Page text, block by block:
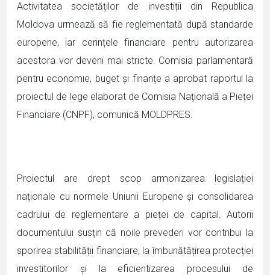
Activitatea societăților de investiții din Republica
Moldova urmează să fie reglementată după standarde
europene, iar cerințele financiare pentru autorizarea
acestora vor deveni mai stricte. Comisia parlamentară
pentru economie, buget și finanțe a aprobat raportul la
proiectul de lege elaborat de Comisia Națională a Pieței
Financiare (CNPF), comunică MOLDPRES.
Proiectul are drept scop armonizarea legislației
naționale cu normele Uniunii Europene și consolidarea
cadrului de reglementare a pieței de capital. Autorii
documentului susțin că noile prevederi vor contribui la
sporirea stabilității financiare, la îmbunătățirea protecției
investitorilor și la eficientizarea procesului de